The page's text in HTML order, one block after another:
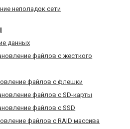
неполадок сети
данных
файлов с жесткого
файлов с флешки
файлов с SD-карты
файлов с SSD
файлов с RAID массива